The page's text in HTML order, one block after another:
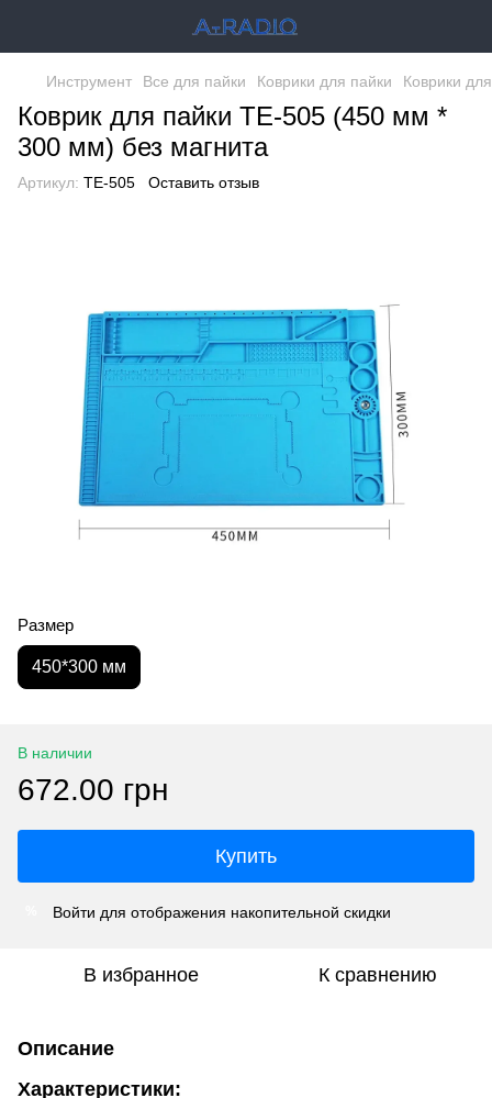
Инструмент Все для пайки Коврики для пайки Коврики
Коврик для пайки TE-505 (450 мм *
300 мм) без магнита
Артикул: TE-505 Оставить отзыв
Размер
450*300 мм
В наличии
672.00 грн
Купить
Войти для отображения накопительной скидки
В избранное К сравнению
Описание
Характеристики: